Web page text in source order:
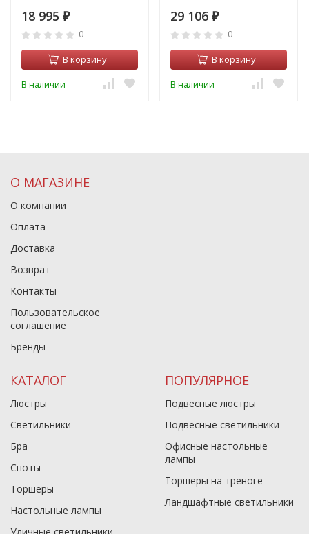
18 995 ₽
0
В корзину
В наличии
29 106 ₽
0
В корзину
В наличии
О МАГАЗИНЕ
О компании
Оплата
Доставка
Возврат
Контакты
Пользовательское
соглашение
Бренды
КАТАЛОГ
Люстры
Светильники
Бра
Споты
Торшеры
Настольные лампы
ПОПУЛЯРНОЕ
Подвесные люстры
Подвесные светильники
Офисные настольные
лампы
Торшеры на треноге
Ландшафтные светильники